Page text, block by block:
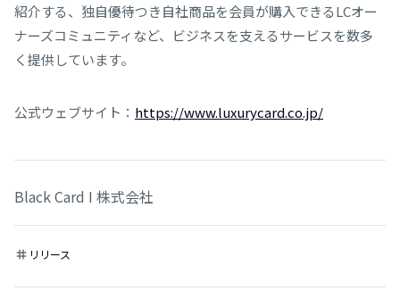
紹介する、独自優待つき自社商品を会員が購入できるLCオー
ナーズコミュニティなど、ビジネスを支えるサービスを数多
く提供しています。
公式ウェブサイト： https://www.luxurycard.co.jp/
Black Card Ⅰ 株式会社
tag リリース